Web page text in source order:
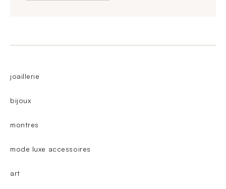
joaillerie
bijoux
montres
mode luxe accessoires
art